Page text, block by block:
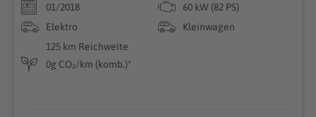
01/2018
60 kW (82 PS)
Elektro
Kleinwagen
125 km Reichweite
0g CO₂/km (komb.)*